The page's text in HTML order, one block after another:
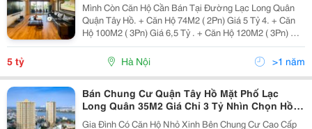
Mình Còn Căn Hộ Cần Bán Tại Đường Lạc Long Quân
Quận Tây Hồ. + Căn Hộ 74M2 ( 2Pn) Giá 5 Tỷ 4. + Căn
Hộ 100M2 ( 3Pn) Giá 6,5 Tỷ . + Căn Hộ 120M2 ( 3Pn) Giá
8,1 Tỷ. Sổ Đỏ Lâu Dài. Nhận Nhà Được Ngay. Liên Hệ
Xem Nhà: 0978 837 119 Em Kiên.
5 tỷ Hà Nội >1 năm
Bán Chung Cư Quận Tây Hồ Mặt Phố Lạc
Long Quân 35M2 Giá Chỉ 3 Tỷ Nhìn Chọn Hồ
Tây.
Gia Đình Có Căn Hộ Nhỏ Xinh Bên Chung Cư Cao Cấp